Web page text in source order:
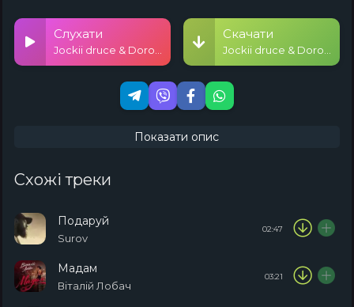
Слухати Скачати
Показати опис
Схожі треки
Подаруй
Surov
02:47
Мадам
Віталій Лобач
03:21